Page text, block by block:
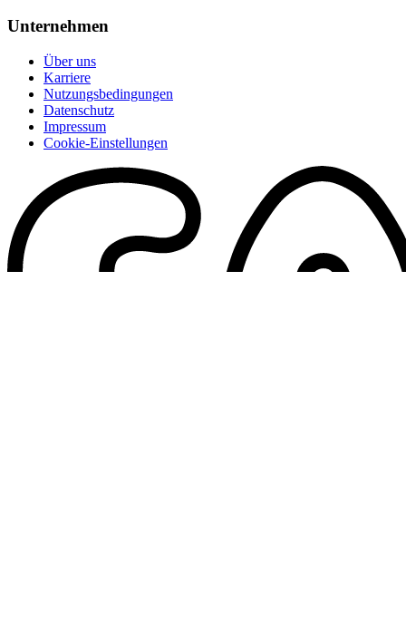
Unternehmen
Über uns
Karriere
Nutzungsbedingungen
Datenschutz
Impressum
Cookie-Einstellungen